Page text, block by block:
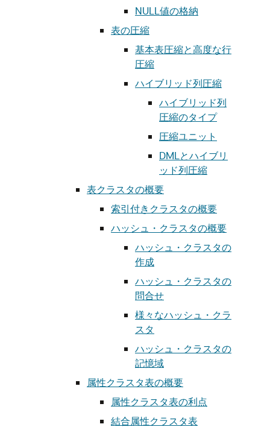
NULL値の格納
表の圧縮
基本表圧縮と高度な行
圧縮
ハイブリッド列圧縮
ハイブリッド列
圧縮のタイプ
圧縮ユニット
DMLとハイブリ
ッド列圧縮
表クラスタの概要
索引付きクラスタの概要
ハッシュ・クラスタの概要
ハッシュ・クラスタの
作成
ハッシュ・クラスタの
問合せ
様々なハッシュ・クラ
スタ
ハッシュ・クラスタの
記憶域
属性クラスタ表の概要
属性クラスタ表の利点
結合属性クラスタ表